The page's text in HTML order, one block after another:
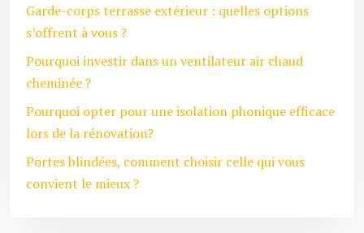
Garde-corps terrasse extérieur : quelles options
s’offrent à vous ?
Pourquoi investir dans un ventilateur air chaud
cheminée ?
Pourquoi opter pour une isolation phonique efficace
lors de la rénovation?
Portes blindées, comment choisir celle qui vous
convient le mieux ?